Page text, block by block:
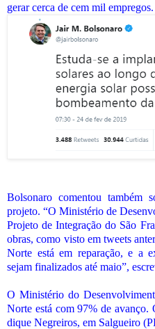
gerar cerca de cem mil empregos.
Bolsonaro comentou também
projeto. “O Ministério de
Projeto de Integração do São
obras, como visto em tweets
Norte está em reparação, e a
sejam finalizados até maio”,
O Ministério do
Norte está com 97% de avanço.
dique Negreiros, em Salgueiro